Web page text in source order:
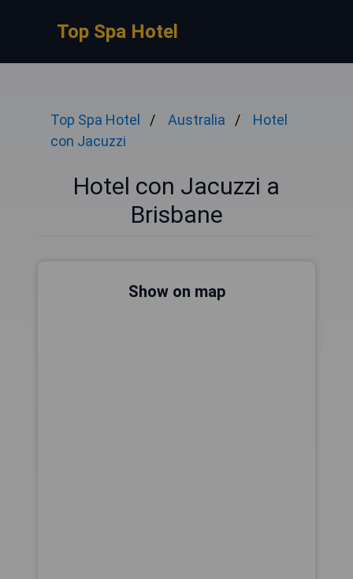
Top Spa Hotel
Top Spa Hotel Australia
Hotel
con Jacuzzi
Hotel con Jacuzzi a
Brisbane
Show on map